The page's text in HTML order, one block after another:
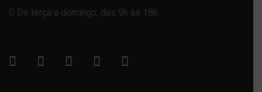
De terça a domingo, das 9h às 18h